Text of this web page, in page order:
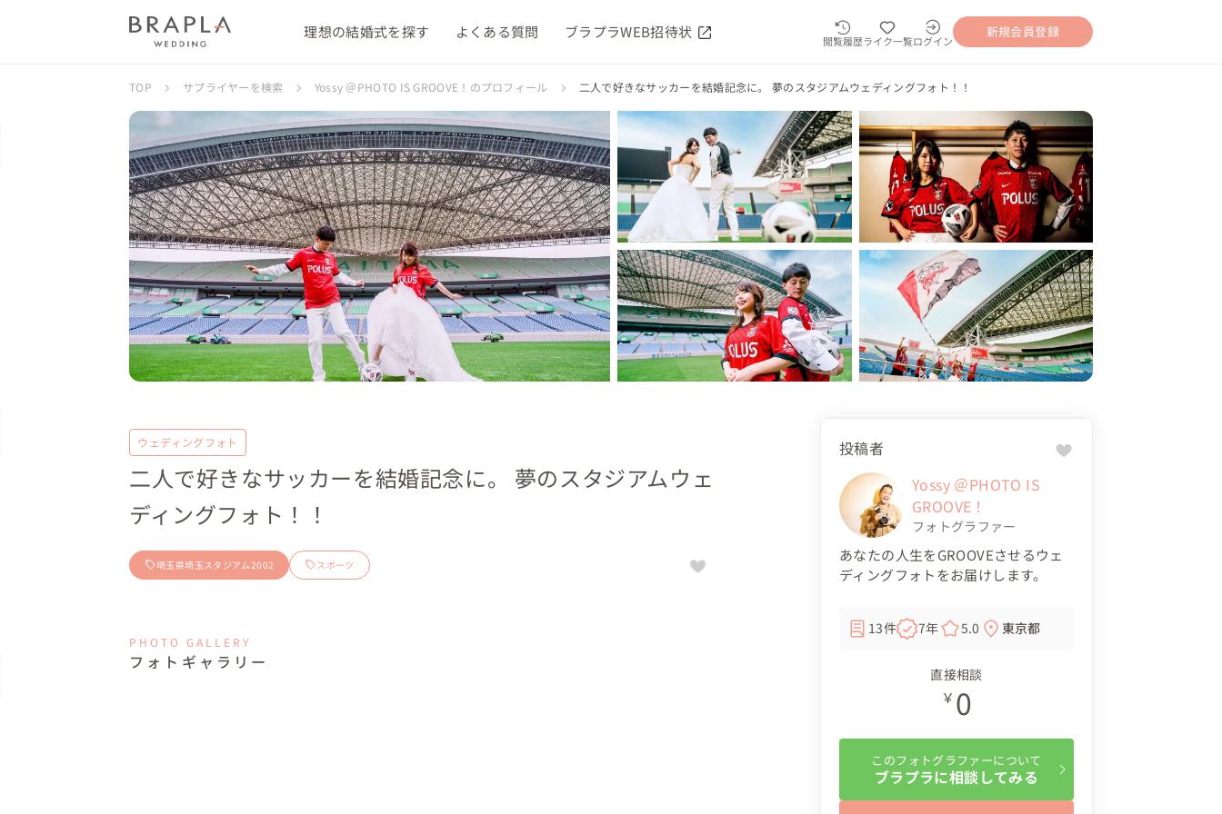
理想の結婚式を探す よくある質問 ブラプラWEB招待状 閲覧履歴ライク一覧ログイン
新規会員登録
TOP サプライヤーを検索 Yossy ＠PHOTO IS GROOVE！のプロフィール 二人で好きなサッカーを結婚記念に。 夢のスタジアムウェディングフォト！！
ウェディングフォト
二人で好きなサッカーを結婚記念に。 夢のスタジアムウェ
ディングフォト！！
埼玉県埼玉スタジアム2002 スポーツ
PHOTO GALLERY
フォトギャラリー
投稿者
Yossy ＠PHOTO IS
GROOVE！
フォトグラファー
あなたの人生をGROOVEさせるウェ
ディングフォトをお届けします。
13件 7年 5.0 東京都
直接相談
￥ 0
このフォトグラファーについて
ブラプラに相談してみる